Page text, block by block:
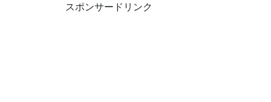
スポンサードリンク